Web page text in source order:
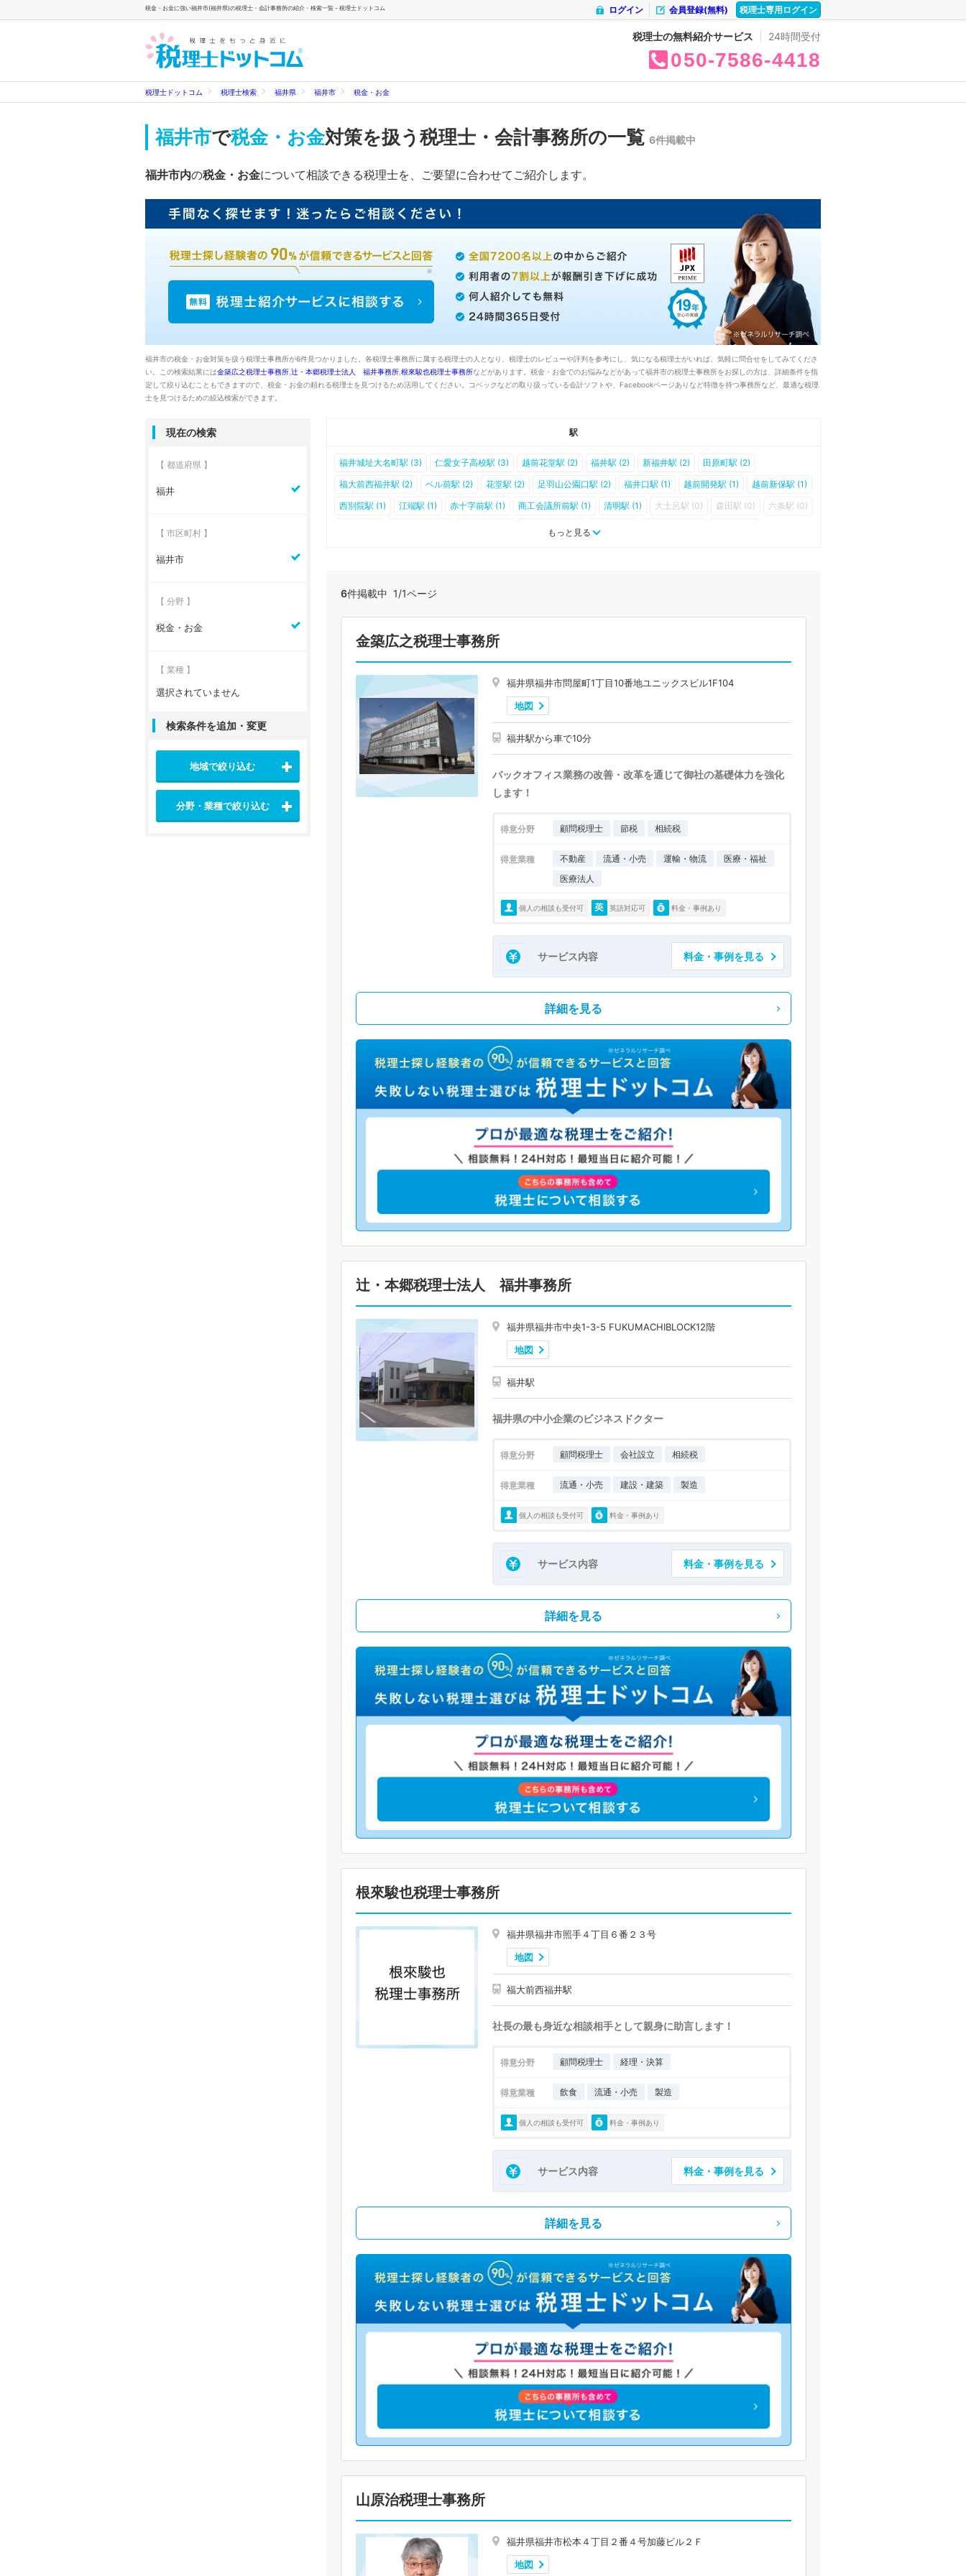
税金・お金に強い福井市(福井県)の税理士・会計事務所の紹介・検索一覧 - 税理士ドットコム 税理士専用ログイン
会員登録(無料)
ログイン
税理士の無料紹介サービス 24時間受付
050 7586 4418
税理士ドットコム 税理士検索 福井県 福井市 税金・お金
福井市で税金・お金対策を扱う税理士・会計事務所の一覧 6件掲載中
福井市内の税金・お金について相談できる税理士を、ご要望に合わせてご紹介します。
福井市の税金・お金対策を扱う税理士事務所が6件見つかりました。各税理士事務所に属する税理士の人となり、税理士のレビューや評判を参考にし、気になる税理士がいれば、気軽に問合せをしてみてくださ
い。この検索結果には金築広之税理士事務所 辻・本郷税理士法人 福井事務所 根來駿也税理士事務所などがあります。税金・お金でのお悩みなどがあって福井市の税理士事務所をお探しの方は、詳細条件を指
定して絞り込むこともできますので、税金・お金の頼れる税理士を見つけるため活用してください。コベックなどの取り扱っている会計ソフトや、Facebookページありなど特徴を持つ事務所など、最適な税理
士を見つけるための絞込検索ができます。
駅
福井城址大名町駅 (3) 仁愛女子高校駅 (3) 越前花堂駅 (2) 福井駅 (2) 新福井駅 (2)
田原町駅 (2)
福大前西福井駅 (2)
ベル前駅 (2) 花堂駅 (2) 足羽山公園口駅 (2) 福井口駅 (1) 越前開発駅 (1)
越前新保駅 (1)
西別院駅 (1)
江端駅 (1) 赤十字前駅 (1) 商工会議所前駅 (1) 清明駅 (1) 大土呂駅 (0) 森田駅 (0)
六条駅 (0)
越前高田駅 (0) 市波駅 (0)
ハーモニーホール駅 (0)
もっと見る
6件掲載中 1/1ページ
金築広之税理士事務所
福井県福井市問屋町1丁目10番地ユニックスビル1F104
地図
福井駅から車で10分
バックオフィス業務の改善・改革を通じて御社の基礎体力を強化
します！
得意分野 顧問税理士 節税 相続税
得意業種 不動産 流通・小売 運輸・物流
医療・福祉
医療法人
個人の相談も受付可 英語対応可 料金・事例あり
サービス内容 料金・事例を見る
詳細を見る
辻・本郷税理士法人 福井事務所
福井県福井市中央1-3-5 FUKUMACHIBLOCK12階
地図
福井駅
福井県の中小企業のビジネスドクター
得意分野 顧問税理士 会社設立 相続税
得意業種 流通・小売 建設・建築 製造
個人の相談も受付可 料金・事例あり
サービス内容 料金・事例を見る
詳細を見る
根來駿也税理士事務所
福井県福井市照手４丁目６番２３号
地図
福大前西福井駅
社長の最も身近な相談相手として親身に助言します！
得意分野 顧問税理士 経理・決算
得意業種 飲食 流通・小売 製造
個人の相談も受付可 料金・事例あり
サービス内容 料金・事例を見る
詳細を見る
山原治税理士事務所
福井県福井市松本４丁目２番４号加藤ビル２Ｆ
地図
現在の検索
【 都道府県 】
福井
【 市区町村 】
福井市
【 分野 】
税金・お金
【 業種 】
選択されていません
検索条件を追加・変更
地域で絞り込む
分野・業種で絞り込む